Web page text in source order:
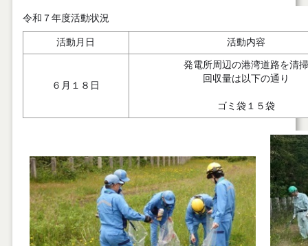
令和７年度活動状況
活動月日 活動内容
６月１８日
発電所周辺の港湾道路を清
回収量は以下の通り
ゴミ袋１５袋